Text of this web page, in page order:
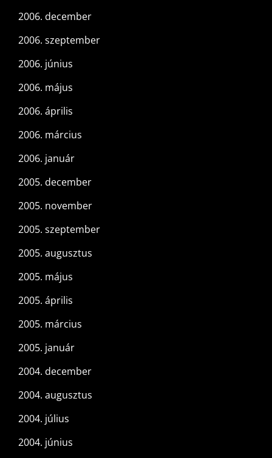
2006. december
2006. szeptember
2006. június
2006. május
2006. április
2006. március
2006. január
2005. december
2005. november
2005. szeptember
2005. augusztus
2005. május
2005. április
2005. március
2005. január
2004. december
2004. augusztus
2004. július
2004. június